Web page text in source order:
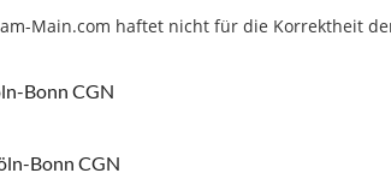
Main.com haftet nicht für die Korrektheit
Bonn CGN
Bonn CGN